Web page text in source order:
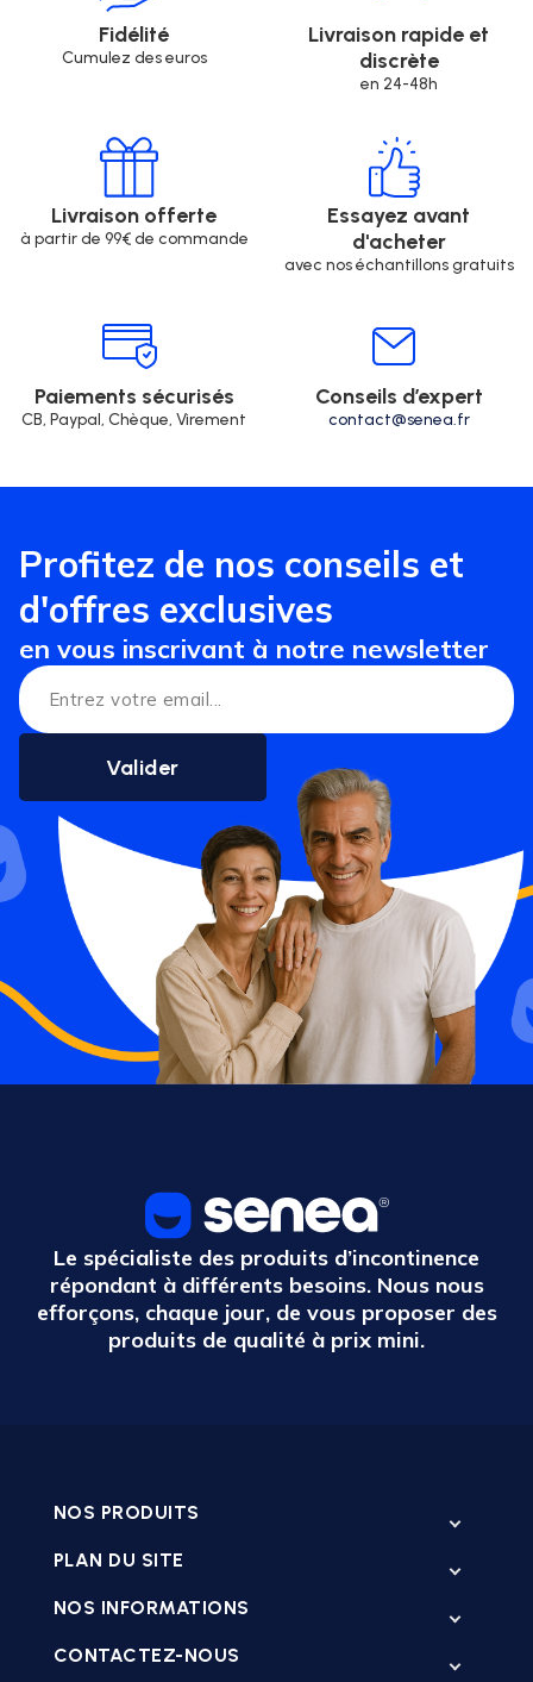
Fidélité
Cumulez des euros
Livraison rapide et
discrète
en 24-48h
Livraison offerte
à partir de 99€ de commande
Essayez avant
d'acheter
avec nos échantillons gratuits
Paiements sécurisés
CB, Paypal, Chèque, Virement
Conseils d’expert
contact@senea.fr
Profitez de nos conseils et
d'offres exclusives
en vous inscrivant à notre newsletter
Le spécialiste des produits d’incontinence
répondant à différents besoins. Nous nous
efforçons, chaque jour, de vous proposer des
produits de qualité à prix mini.
NOS PRODUITS
PLAN DU SITE
NOS INFORMATIONS
CONTACTEZ-NOUS